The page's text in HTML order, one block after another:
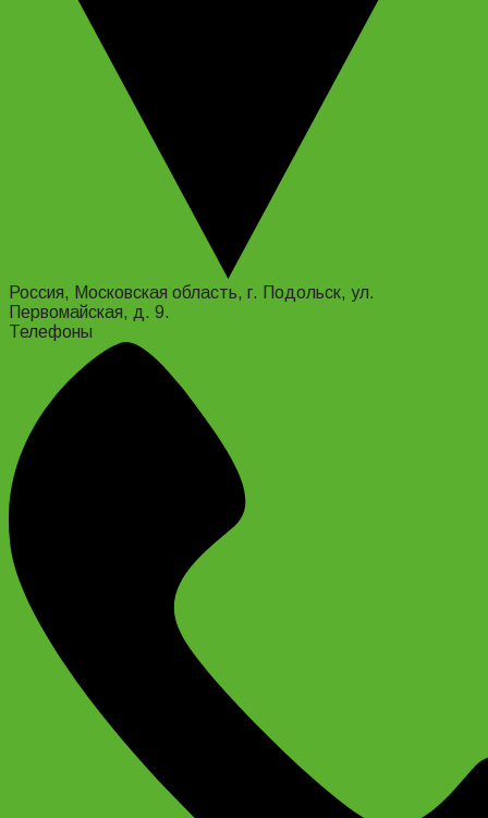
Россия, Московская область, г. Подольск, ул.
Первомайская, д. 9.
Телефоны